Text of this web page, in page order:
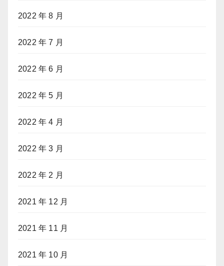
2022 年 8 月
2022 年 7 月
2022 年 6 月
2022 年 5 月
2022 年 4 月
2022 年 3 月
2022 年 2 月
2021 年 12 月
2021 年 11 月
2021 年 10 月